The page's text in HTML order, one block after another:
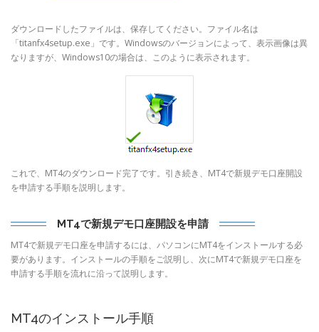
ダウンロードしたファイルは、保存してください。ファイル名は
「titanfx4setup.exe」です。Windowsのバージョンによって、表示画像は異
なりますが、Windows10の場合は、このように表示されます。
これで、MT4のダウンロード完了です。引き続き、MT4で新規デモ口座開設
を申請する手順を説明します。
MT4で新規デモ口座開設を申請
MT4で新規デモ口座を申請するには、パソコンにMT4をインストールする必
要があります。インストールの手順をご説明し、次にMT4で新規デモ口座を
申請する手順を流れに沿って説明します。
MT4のインストール手順